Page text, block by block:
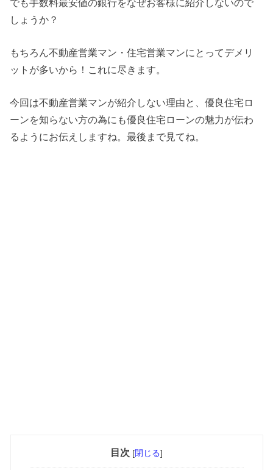
でも手数料最安値の銀行をなぜお客様に紹介しないので
しょうか？
もちろん不動産営業マン・住宅営業マンにとってデメリ
ットが多いから！これに尽きます。
今回は不動産営業マンが紹介しない理由と、優良住宅ロ
ーンを知らない方の為にも優良住宅ローンの魅力が伝わ
るようにお伝えしますね。最後まで見てね。
目次 [閉じる]